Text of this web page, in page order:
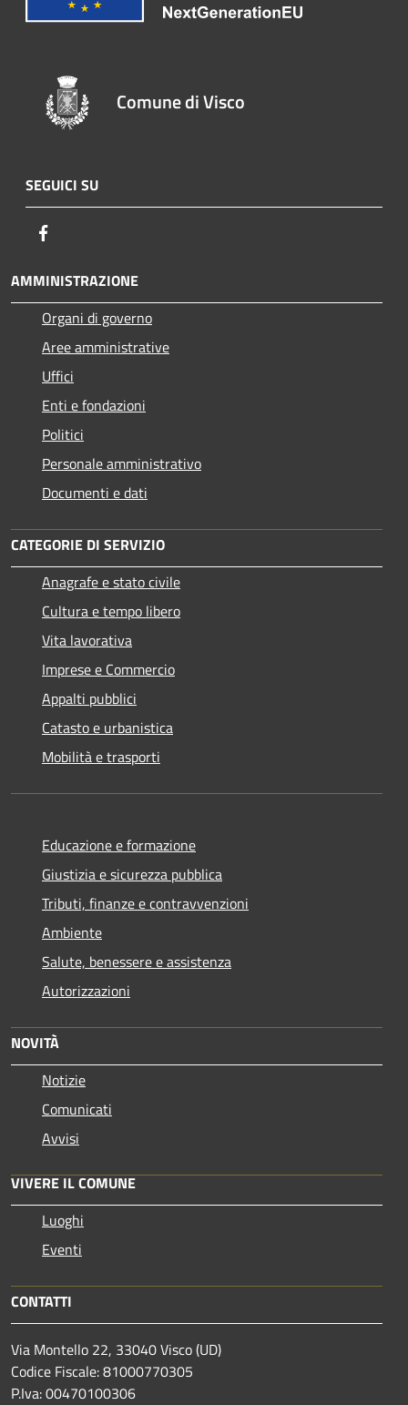
Comune di Visco
SEGUICI SU
AMMINISTRAZIONE
Organi di governo
Aree amministrative
Uffici
Enti e fondazioni
Politici
Personale amministrativo
Documenti e dati
CATEGORIE DI SERVIZIO
Anagrafe e stato civile
Cultura e tempo libero
Vita lavorativa
Imprese e Commercio
Appalti pubblici
Catasto e urbanistica
Mobilità e trasporti
Educazione e formazione
Giustizia e sicurezza pubblica
Tributi, finanze e contravvenzioni
Ambiente
Salute, benessere e assistenza
Autorizzazioni
NOVITÀ
Notizie
Comunicati
Avvisi
VIVERE IL COMUNE
Luoghi
Eventi
CONTATTI
Via Montello 22, 33040 Visco (UD)
Codice Fiscale: 81000770305
P.Iva: 00470100306